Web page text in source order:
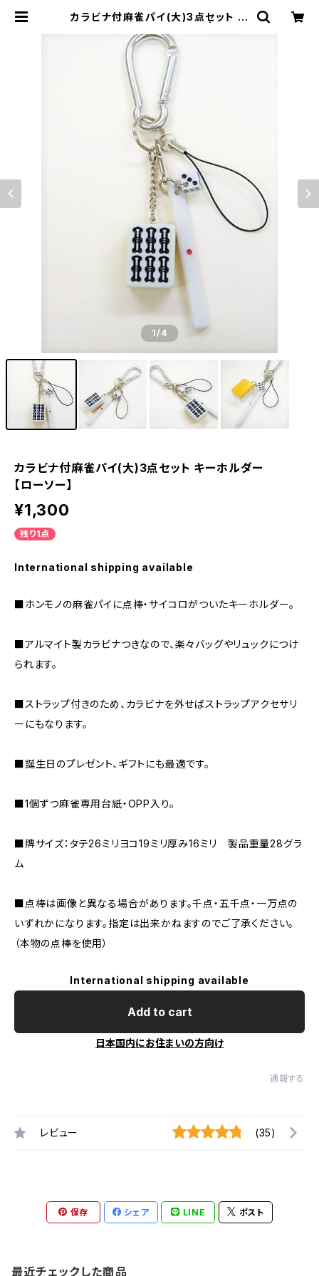
カラビナ付麻雀パイ(大)3点セット キ
屋どっとこむ ONLINE SHOP
1/4
カラビナ付麻雀パイ(大)3点セット キーホルダー
【ローソー】
¥1,300
残り1点
International shipping available
■ホンモノの麻雀パイに点棒・サイコロがついたキーホルダー。
■アルマイト製カラビナつきなので、楽々バッグやリュックにつけ
られます。
■ストラップ付きのため、カラビナを外せばストラップアクセサリ
ーにもなります。
■誕生日のプレゼント、ギフトにも最適です。
■1個ずつ麻雀専用台紙・OPP入り。
■牌サイズ：タテ26ミリヨコ19ミリ厚み16ミリ 製品重量28グラ
ム
■点棒は画像と異なる場合があります。千点・五千点・一万点の
いずれかになります。指定は出来かねますのでご了承ください。
（本物の点棒を使用）
International shipping available
Add to cart
日本国内にお住まいの方向け
通報する
レビュー (35)
保存 シェア LINE ポスト
最近チェックした商品